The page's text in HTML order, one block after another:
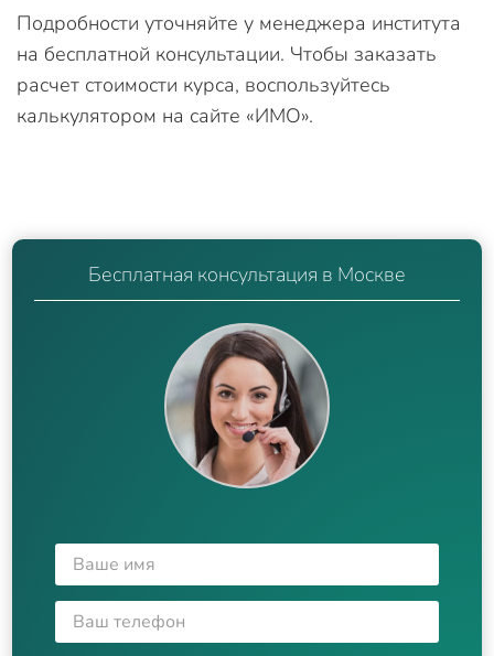
Подробности уточняйте у менеджера института
на бесплатной консультации. Чтобы заказать
расчет стоимости курса, воспользуйтесь
калькулятором на сайте «ИМО».
Бесплатная консультация в Москве